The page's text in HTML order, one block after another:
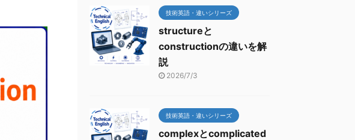
技術英語・違いシリーズ
structureと
constructionの違いを解
説
2026/7/3
技術英語・違いシリーズ
complexとcomplicated